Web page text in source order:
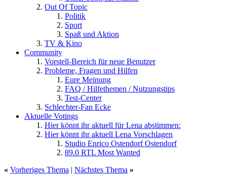
Out Of Topic
Politik
Sport
Spaß und Aktion
TV & Kino
Community
Vorstell-Bereich für neue Benutzer
Probleme, Fragen und Hilfen
Eure Meinung
FAQ / Hilfethemen / Nutzungstips
Test-Center
Schlechter-Fan Ecke
Aktuelle Votings
Hier könnt ihr aktuell für Lena abstimmen:
Hier könnt ihr aktuell Lena Vorschlagen
Studio Enrico Ostendorf Ostendorf
89.0 RTL Most Wanted
« Vorheriges Thema | Nächstes Thema »